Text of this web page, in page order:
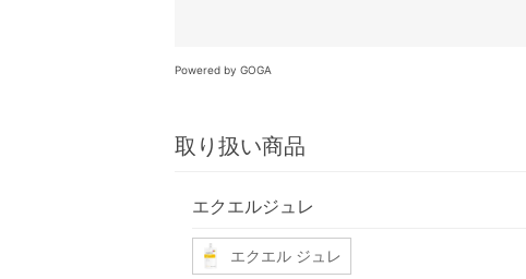
Powered by GOGA
取り扱い商品
エクエルジュレ
エクエル ジュレ